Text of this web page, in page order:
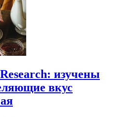
изучены
вкус